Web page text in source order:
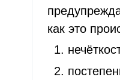
как это